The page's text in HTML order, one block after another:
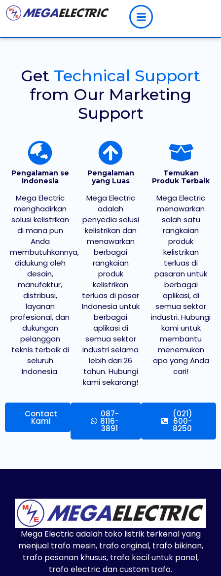
Get Technical Support
from Our Marketing
Support
Pengalaman se
Indonesia
Mega Electric
menghadirkan
solusi kelistrikan
di mana pun
Anda
membutuhkannya,
didukung oleh
desain,
manufaktur,
distribusi,
layanan
profesional, dan
dukungan
pelanggan
teknis terbaik di
seluruh
Indonesia.
Pengalaman
yang Luas
Mega Electric
adalah
penyedia solusi
kelistrikan dan
menawarkan
berbagai
rangkaian
produk
kelistrikan
terluas di pasar
Indonesia untuk
berbagai
aplikasi di
semua sektor
industri selama
lebih dari 26
tahun. Hubungi
kami sekarang!
Temukan
Produk Terbaik
Mega Electric
menawarkan
salah satu
rangkaian
produk
kelistrikan
terluas di
pasaran untuk
berbagai
aplikasi, di
semua sektor
industri. Hubungi
kami untuk
membantu
menemukan
apa yang Anda
cari!
Contact
Kami
087-
8116-
3891
(021)
600-
8250
Mega Electric adalah toko listrik terkenal yang
menjual trafo mesin, trafo original, trafo bikinan,
trafo pesanan khusus, trafo kecil untuk panel,
trafo electric dan custom trafo.